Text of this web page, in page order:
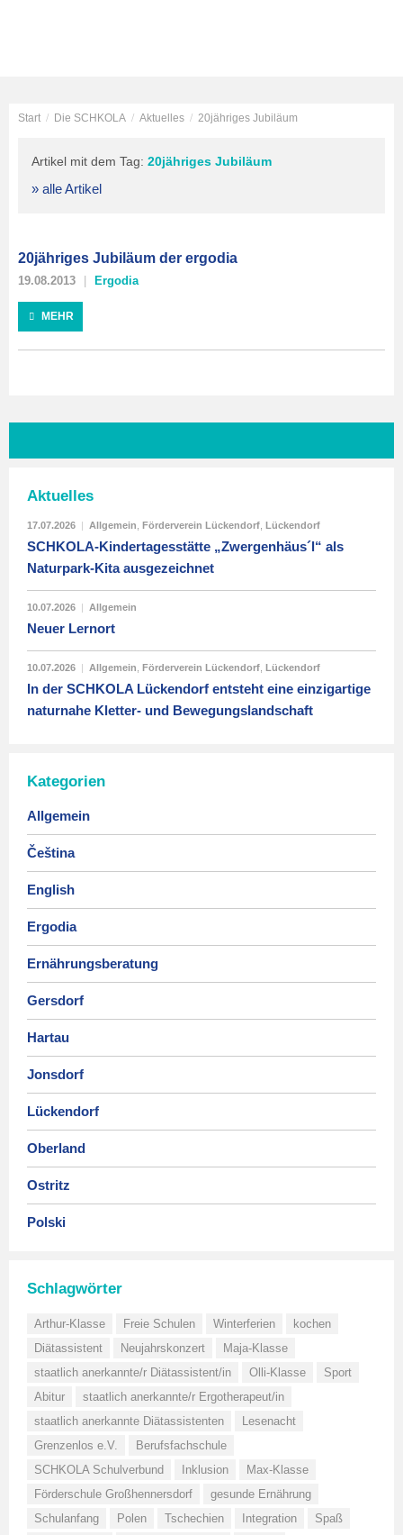
Start / Die SCHKOLA / Aktuelles / 20jähriges Jubiläum
Artikel mit dem Tag: 20jähriges Jubiläum
» alle Artikel
20jähriges Jubiläum der ergodia
19.08.2013 Ergodia
MEHR
Aktuelles
17.07.2026 | Allgemein Förderverein Lückendorf Lückendorf
SCHKOLA-Kindertagesstätte „Zwergenhäus´l“ als
Naturpark-Kita ausgezeichnet
10.07.2026 | Allgemein
Neuer Lernort
10.07.2026 | Allgemein Förderverein Lückendorf Lückendorf
In der SCHKOLA Lückendorf entsteht eine einzigartige
naturnahe Kletter- und Bewegungslandschaft
Kategorien
Allgemein
Čeština
English
Ergodia
Ernährungsberatung
Gersdorf
Hartau
Jonsdorf
Lückendorf
Oberland
Ostritz
Polski
Schlagwörter
Arthur-Klasse Freie Schulen Winterferien
kochen
Diätassistent
Neujahrskonzert
Maja-Klasse
staatlich anerkannte/r Diätassistent/in
Olli-Klasse
Sport
Abitur
staatlich anerkannte/r Ergotherapeut/in
staatlich anerkannte Diätassistenten
Lesenacht
Grenzenlos e.V.
Berufsfachschule
SCHKOLA Schulverbund
Inklusion
Max-Klasse
Förderschule Großhennersdorf
gesunde Ernährung
Schulanfang
Polen Tschechien Integration
Spaß